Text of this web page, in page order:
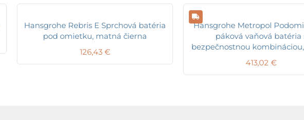
Hansgrohe Rebris E Sprchová batéria
pod omietku, matná čierna
126,43 €
Hansgrohe Metropol
páková vaňová batéria
bezpečnostnou
413,02 €